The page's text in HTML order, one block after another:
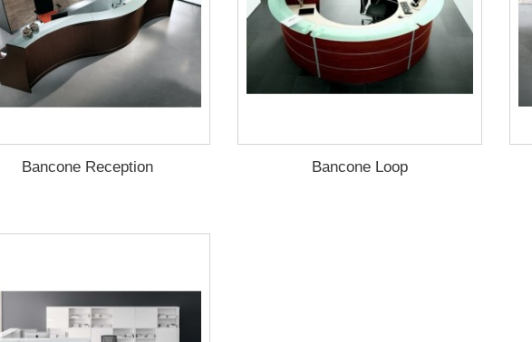
Bancone Reception Bancone Loop